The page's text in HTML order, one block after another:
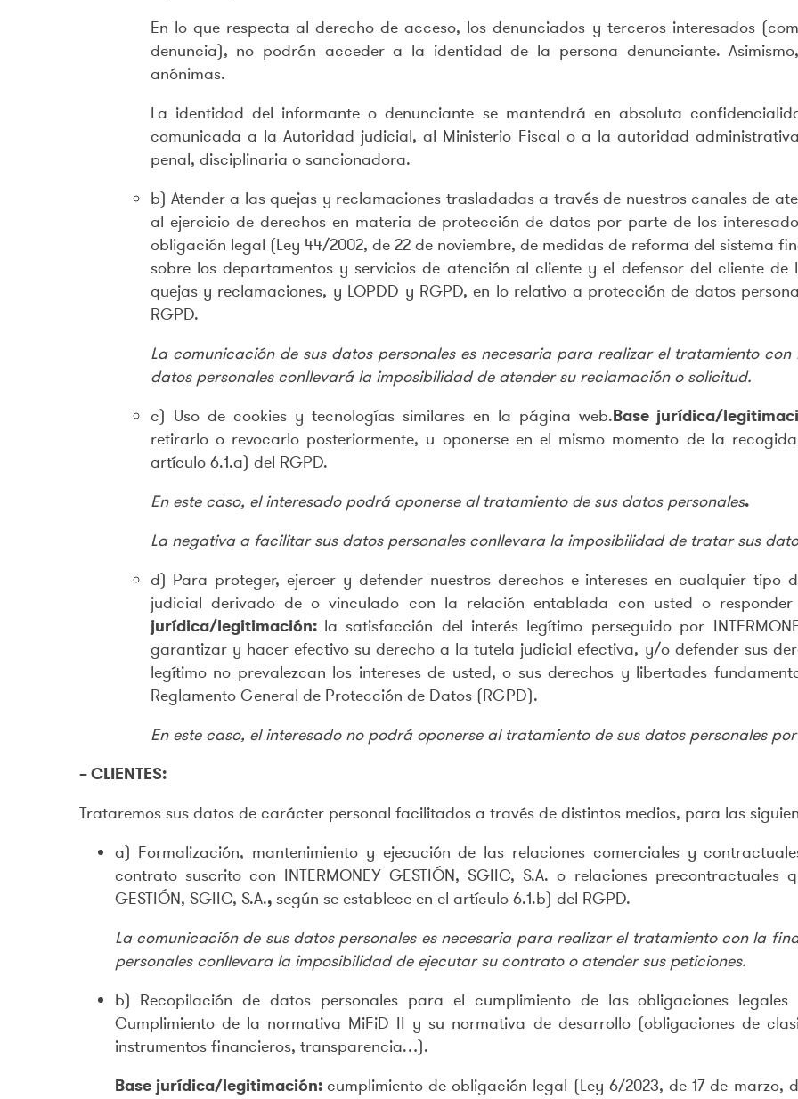
En lo que respecta al derecho de acceso, los denunciados y terceros interesados
denuncia), no podrán acceder a la identidad de la persona denunciante.
anónimas.
La identidad del informante o denunciante se mantendrá en absoluta
comunicada a la Autoridad judicial, al Ministerio Fiscal o a la autoridad
penal, disciplinaria o sancionadora.
b) Atender a las quejas y reclamaciones trasladadas a través de nuestros canales de
al ejercicio de derechos en materia de protección de datos por parte de los
obligación legal (Ley 44/2002, de 22 de noviembre, de medidas de reforma del sistema
sobre los departamentos y servicios de atención al cliente y el defensor del cliente
quejas y reclamaciones, y LOPDD y RGPD, en lo relativo a protección de datos
RGPD.
La comunicación de sus datos personales es necesaria para realizar el tratamiento
datos personales conllevará la imposibilidad de atender su reclamación o solicitud.
c) Uso de cookies y tecnologías similares en la página web.Base jurídica/
retirarlo o revocarlo posteriormente, u oponerse en el mismo momento de la
artículo 6.1.a) del RGPD.
En este caso, el interesado podrá oponerse al tratamiento de sus datos personales.
La negativa a facilitar sus datos personales conllevara la imposibilidad de tratar sus
d) Para proteger, ejercer y defender nuestros derechos e intereses en cualquier tipo
judicial derivado de o vinculado con la relación entablada con usted o
jurídica/legitimación: la satisfacción del interés legítimo perseguido por
garantizar y hacer efectivo su derecho a la tutela judicial efectiva, y/o defender sus
legítimo no prevalezcan los intereses de usted, o sus derechos y libertades
Reglamento General de Protección de Datos (RGPD).
En este caso, el interesado no podrá oponerse al tratamiento de sus datos personales
– CLIENTES:
Trataremos sus datos de carácter personal facilitados a través de distintos medios, para las
a) Formalización, mantenimiento y ejecución de las relaciones comerciales y
contrato suscrito con INTERMONEY GESTIÓN, SGIIC, S.A. o relaciones precontractuales
GESTIÓN, SGIIC, S.A., según se establece en el artículo 6.1.b) del RGPD.
La comunicación de sus datos personales es necesaria para realizar el tratamiento con la
personales conllevara la imposibilidad de ejecutar su contrato o atender sus peticiones.
b) Recopilación de datos personales para el cumplimiento de las obligaciones
Cumplimiento de la normativa MiFiD II y su normativa de desarrollo (obligaciones de
instrumentos financieros, transparencia…).
Base jurídica/legitimación: cumplimiento de obligación legal (Ley 6/2023, de 17 de marzo,